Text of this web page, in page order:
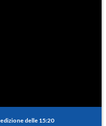
edizione delle 15:20